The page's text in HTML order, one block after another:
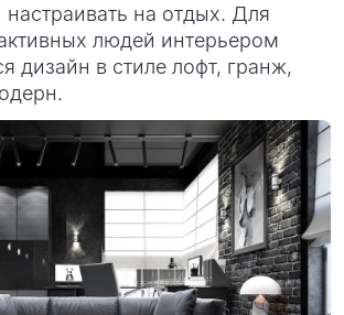
настраивать на отдых. Для
людей интерьером
дизайн в стиле лофт, гранж,